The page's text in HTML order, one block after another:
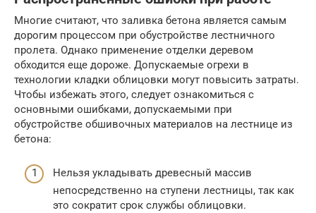
Многие считают, что заливка бетона является самым
дорогим процессом при обустройстве лестничного
пролета. Однако применение отделки деревом
обходится еще дороже. Допускаемые огрехи в
технологии кладки облицовки могут повысить затраты.
Чтобы избежать этого, следует ознакомиться с
основными ошибками, допускаемыми при
обустройстве обшивочных материалов на лестнице из
бетона:
Нельзя укладывать древесный массив
непосредственно на ступени лестницы, так как
это сократит срок службы облицовки.